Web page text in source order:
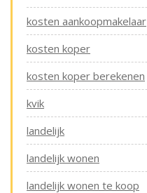
kosten aankoopmakelaar
kosten koper
kosten koper berekenen
kvik
landelijk
landelijk wonen
landelijk wonen te koop